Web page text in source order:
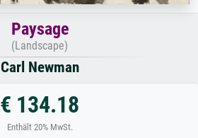
Paysage
(Landscape)
Carl Newman
€ 134.18
Enthält 20% MwSt.